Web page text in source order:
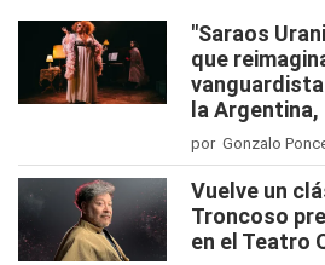
"Saraos
que
la
por Gonzalo
Vuelve un
Troncoso
en el Teatro